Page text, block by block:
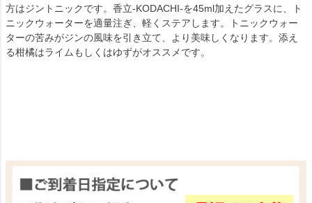
方はジントニックです。香立-KODACHI-を45ml加えたグラスに、ト
ニックウォーターを適量注ぎ、軽くステアします。トニックウォー
ターの苦みがジンの風味を引き立て、より美味しくなります。添え
る柑橘はライムもしくはゆずがオススメです。